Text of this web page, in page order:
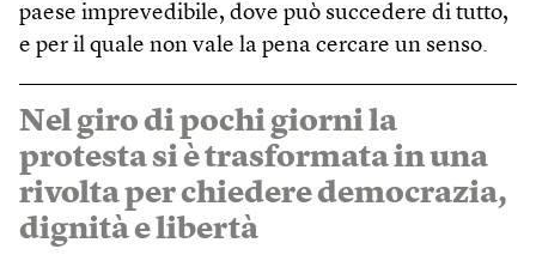
paese imprevedibile, dove può succedere di tutto,
e per il quale non vale la pena cercare un senso.
Nel giro di pochi giorni la
protesta si è trasformata in una
rivolta per chiedere democrazia,
dignità e libertà